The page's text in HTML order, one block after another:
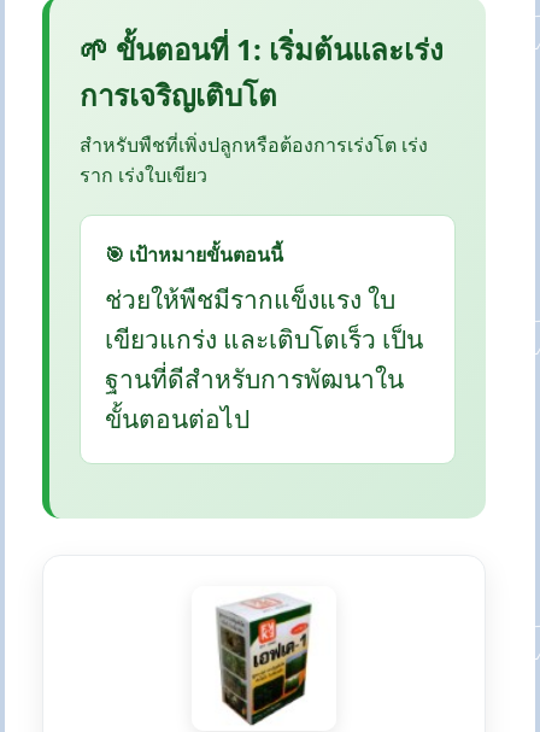
🌱 ขั้นตอนที่ 1: เริ่มต้นและเร่ง
การเจริญเติบโต
สำหรับพืชที่เพิ่งปลูกหรือต้องการเร่งโต เร่ง
ราก เร่งใบเขียว
🎯 เป้าหมายขั้นตอนนี้
ช่วยให้พืชมีรากแข็งแรง ใบ
เขียวแกร่ง และเติบโตเร็ว เป็น
ฐานที่ดีสำหรับการพัฒนาใน
ขั้นตอนต่อไป